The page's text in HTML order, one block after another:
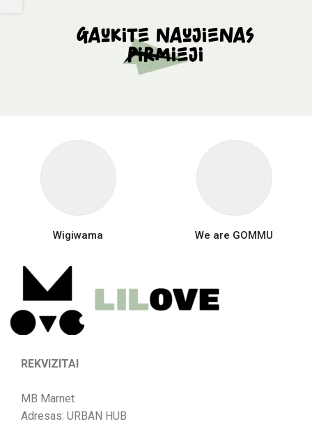
Gaukite naujienas
pirmieji
Wigiwama We are GOMMU
REKVIZITAI
MB Marnet
Adresas: URBAN HUB